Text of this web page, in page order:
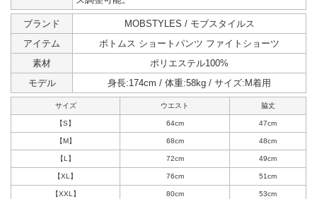
ブランド
MOBSTYLES / モブスタイルス
アイテム
ボトムス ショートパンツ ファイトショーツ
素材
ポリエステル100%
モデル
身長:174cm / 体重:58kg / サイズ:M着用
サイズ ウエスト 脇丈
【S】 64cm 47cm
【M】 68cm 48cm
【L】 72cm 49cm
【XL】 76cm 51cm
【XXL】 80cm 53cm